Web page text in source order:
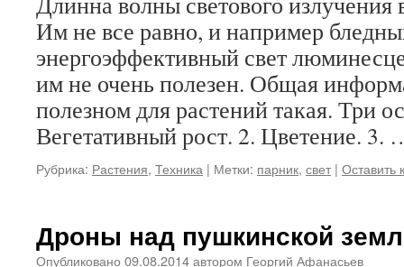
Им не все равно, и например
энергоэффективный свет
им не очень полезен. Общая
полезном для растений такая. Три
Вегетативный рост. 2. Цветение.
Рубрика: Растения, Техника | Метки: парник, свет | Оставить
Дроны над пушкинской
Опубликовано 09.08.2014автором Георгий Афанасьев